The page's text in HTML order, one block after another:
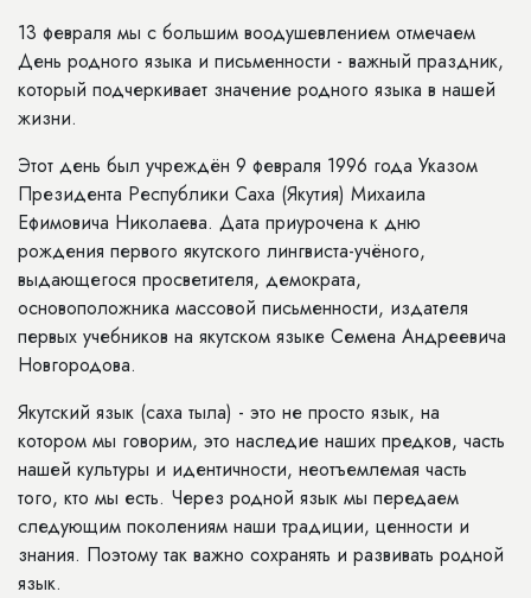
13 февраля мы с большим воодушевлением отмечаем
День родного языка и письменности - важный праздник,
который подчеркивает значение родного языка в нашей
жизни.
Этот день был учреждён 9 февраля 1996 года Указом
Президента Республики Саха (Якутия) Михаила
Ефимовича Николаева. Дата приурочена к дню
рождения первого якутского лингвиста-учёного,
выдающегося просветителя, демократа,
основоположника массовой письменности, издателя
первых учебников на якутском языке Семена Андреевича
Новгородова.
Якутский язык (саха тыла) - это не просто язык, на
котором мы говорим, это наследие наших предков, часть
нашей культуры и идентичности, неотъемлемая часть
того, кто мы есть. Через родной язык мы передаем
следующим поколениям наши традиции, ценности и
знания. Поэтому так важно сохранять и развивать родной
язык.